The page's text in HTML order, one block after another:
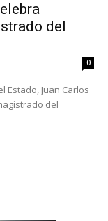
del
0
Estado, Juan Carlos
del